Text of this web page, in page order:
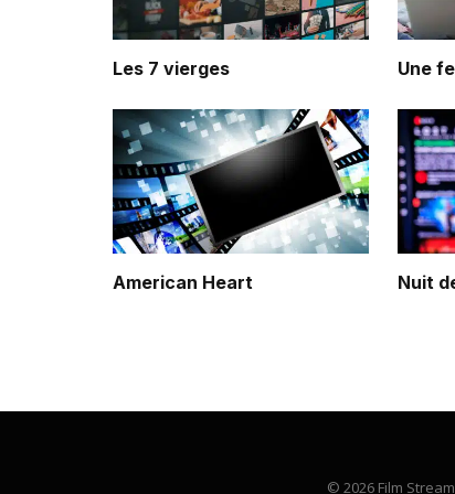
Les 7 vierges Une
American Heart Nuit
© 2026 Film